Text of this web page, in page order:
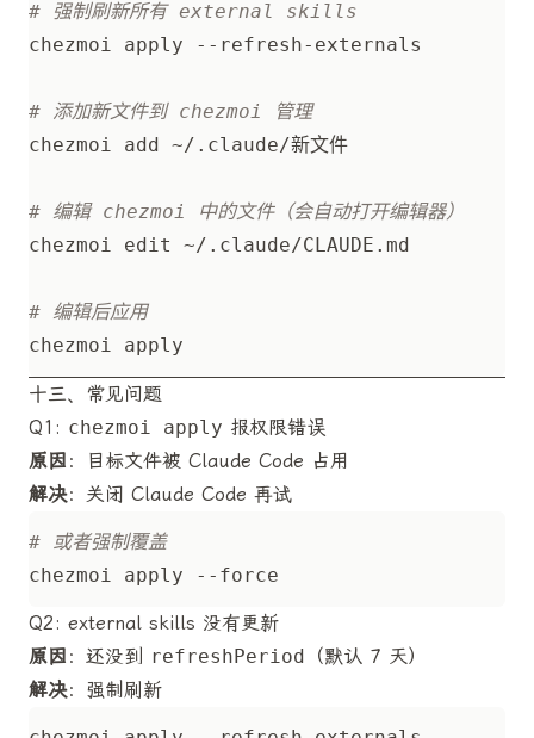
# 强制刷新所有 external skills
# 添加新文件到 chezmoi 管理
# 编辑 chezmoi 中的文件（会自动打开编辑器）
# 编辑后应用
十三、常见问题
Q1: chezmoi apply 报权限错误
原因 ：目标文件被 Claude Code 占用
解决：关闭 Claude Code 再试
# 或者强制覆盖
Q2: external skills 没有更新
原因 ：还没到 refreshPeriod （默认 7 天）
解决：强制刷新